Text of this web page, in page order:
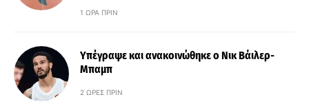
1 ΏΡΑ ΠΡΙΝ
Υπέγραψε και ανακοινώθηκε ο Νικ Βάιλερ-
Μπαμπ
2 ΏΡΕΣ ΠΡΙΝ